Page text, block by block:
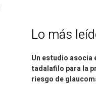
Lo más
Un estudio asocia
tadalafilo para la
riesgo de